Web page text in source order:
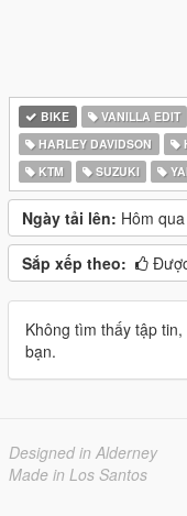
BIKE VANILLA EDIT
HARLEY DAVIDSON
KTM
SUZUKI
Ngày tải lên: Hôm qua
Sắp xếp theo:
Không tìm thấy tập
bạn.
Designed in Alderney
Made in Los Santos